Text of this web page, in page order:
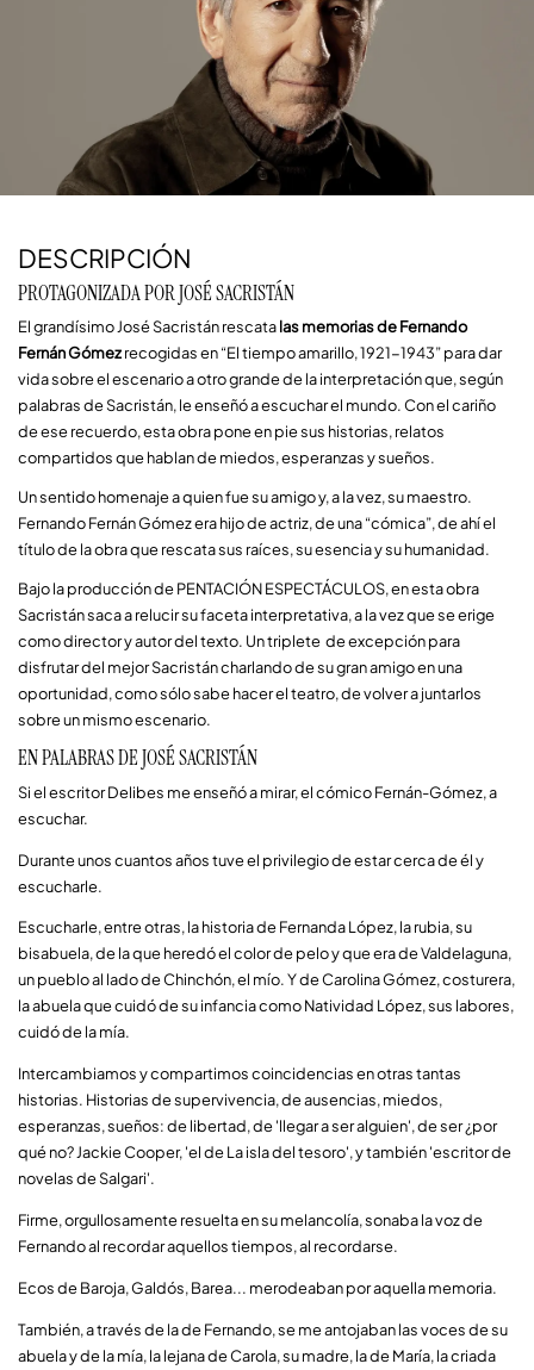
DESCRIPCIÓN
PROTAGONIZADA POR JOSÉ SACRISTÁN
El grandísimo José Sacristán rescata las memorias de Fernando
Fernán Gómez recogidas en “El tiempo amarillo, 1921-1943” para dar
vida sobre el escenario a otro grande de la interpretación que, según
palabras de Sacristán, le enseñó a escuchar el mundo. Con el cariño
de ese recuerdo, esta obra pone en pie sus historias, relatos
compartidos que hablan de miedos, esperanzas y sueños.
Un sentido homenaje a quien fue su amigo y, a la vez, su maestro.
Fernando Fernán Gómez era hijo de actriz, de una “cómica”, de ahí el
título de la obra que rescata sus raíces, su esencia y su humanidad.
Bajo la producción de PENTACIÓN ESPECTÁCULOS, en esta obra
Sacristán saca a relucir su faceta interpretativa, a la vez que se erige
como director y autor del texto. Un triplete  de excepción para
disfrutar del mejor Sacristán charlando de su gran amigo en una
oportunidad, como sólo sabe hacer el teatro, de volver a juntarlos
sobre un mismo escenario.
EN PALABRAS DE JOSÉ SACRISTÁN
Si el escritor Delibes me enseñó a mirar, el cómico Fernán-Gómez, a
escuchar.
Durante unos cuantos años tuve el privilegio de estar cerca de él y
escucharle.
Escucharle, entre otras, la historia de Fernanda López, la rubia, su
bisabuela, de la que heredó el color de pelo y que era de Valdelaguna,
un pueblo al lado de Chinchón, el mío. Y de Carolina Gómez, costurera,
la abuela que cuidó de su infancia como Natividad López, sus labores,
cuidó de la mía.
Intercambiamos y compartimos coincidencias en otras tantas
historias. Historias de supervivencia, de ausencias, miedos,
esperanzas, sueños: de libertad, de 'llegar a ser alguien', de ser ¿por
qué no? Jackie Cooper, 'el de La isla del tesoro', y también 'escritor de
novelas de Salgari'.
Firme, orgullosamente resuelta en su melancolía, sonaba la voz de
Fernando al recordar aquellos tiempos, al recordarse.
Ecos de Baroja, Galdós, Barea... merodeaban por aquella memoria.
También, a través de la de Fernando, se me antojaban las voces de su
abuela y de la mía, la lejana de Carola, su madre, la de María, la criada